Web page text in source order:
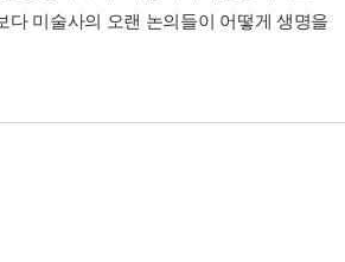
미술사의 오랜 논의들이 어떻게 생명을